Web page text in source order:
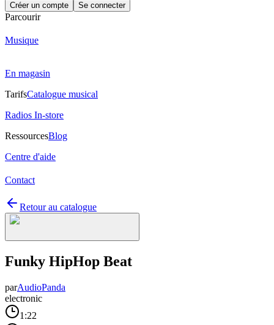
Créer un compte Se connecter
Parcourir
Musique
En magasin
TarifsCatalogue musical
Radios In-store
RessourcesBlog
Centre d'aide
Contact
Retour au catalogue
Funky HipHop Beat
parAudioPanda
electronic
1:22